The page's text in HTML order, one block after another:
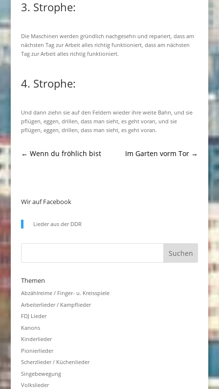
3. Strophe:
Die Maschinen werden gründlich nachgesehn und repariert, dass am
nächsten Tag zur Arbeit alles richtig funktioniert, dass am nächsten
Tag zur Arbeit alles richtig funktioniert.
4. Strophe:
Und dann ziehn sie auf den Feldern wieder ihre weite Bahn, und sie
pflügen, eggen, drillen, dass man sieht, es geht voran, und sie
pflügen, eggen, drillen, dass man sieht, es geht voran.
← Wenn du fröhlich bist Im Garten vorm Tor →
Wir auf Facebook
Lieder aus der DDR
Themen
Abzählreime / Finger- u. Kreisspiele
Arbeiterlieder / Kampflieder
FDJ Lieder
Kanons
Kinderlieder
Pionierlieder
Scherzlieder / Küchenlieder
Singebewegung
Volkslieder